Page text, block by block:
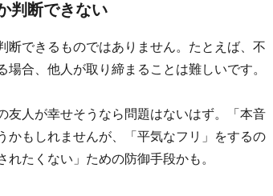
判断できない
断できるものではありません。たとえば、不
合、他人が取り締まることは難しいです。
友人が幸せそうなら問題はないはず。「本音
かもしれませんが、「平気なフリ」をするの
たくない」ための防御手段かも。